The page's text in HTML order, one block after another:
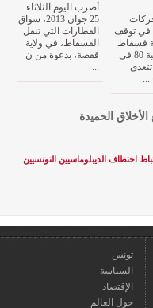
أضرب اليوم الثلاثاء
25 جوان 2013، سواق
القطارات التي تنقل
الفسفاط، في ولاية
قفصة، بدعوة من ن
...
في توقف
فسفاط
قفصة بنسبة 80 في
تتعدى
...
الأخلاق الحميدة
اختطاف الديبلوماسيين التونسيين
تونس
السياسة
الإقتصاد
حول العالم